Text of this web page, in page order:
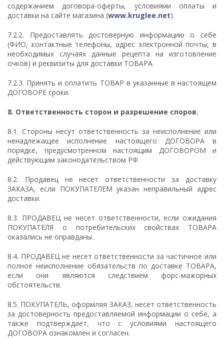
содержанием договора-оферты, условиями оплаты и
доставки на сайте магазина (www.kruglee.net).
7.2.2. Предоставлять достоверную информацию о себе
(ФИО, контактные телефоны, адрес электронной почты, в
необходимых случаях данные рецепта на изготовление
очков) и реквизиты для доставки ТОВАРА.
7.2.3. Принять и оплатить ТОВАР в указанные в настоящем
ДОГОВОРЕ сроки.
8. Ответственность сторон и разрешение споров.
8.1. Стороны несут ответственность за неисполнение или
ненадлежащее исполнение настоящего ДОГОВОРА в
порядке, предусмотренном настоящим ДОГОВОРОМ и
действующим законодательством РФ.
8.2. Продавец не несет ответственности за доставку
ЗАКАЗА, если ПОКУПАТЕЛЕМ указан неправильный адрес
доставки.
8.3. ПРОДАВЕЦ не несет ответственности, если ожидания
ПОКУПАТЕЛЯ о потребительских свойствах ТОВАРА
оказались не оправданы.
8.4. ПРОДАВЕЦ не несет ответственности за частичное или
полное неисполнение обязательств по доставке ТОВАРА,
если они являются следствием форс-мажорных
обстоятельств.
8.5. ПОКУПАТЕЛЬ, оформляя ЗАКАЗ, несет ответственность
за достоверность предоставляемой информации о себе, а
также подтверждает, что с условиями настоящего
ДОГОВОРА ознакомлен и согласен.